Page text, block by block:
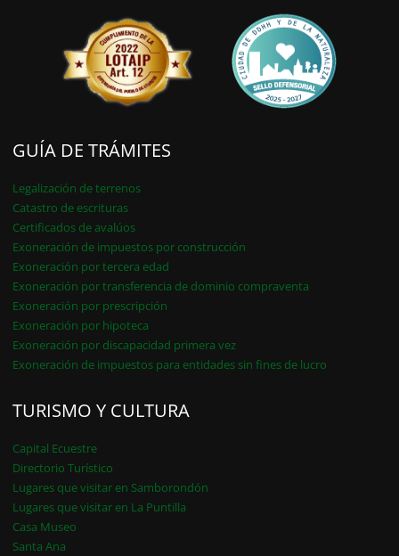
GUÍA DE TRÁMITES
Legalización de terrenos
Catastro de escrituras
Certificados de avalúos
Exoneración de impuestos por construcción
Exoneración por tercera edad
Exoneración por transferencia de dominio compraventa
Exoneración por prescripción
Exoneración por hipoteca
Exoneración por discapacidad primera vez
Exoneración de impuestos para entidades sin fines de lucro
TURISMO Y CULTURA
Capital Ecuestre
Directorio Turístico
Lugares que visitar en Samborondón
Lugares que visitar en La Puntilla
Casa Museo
Santa Ana